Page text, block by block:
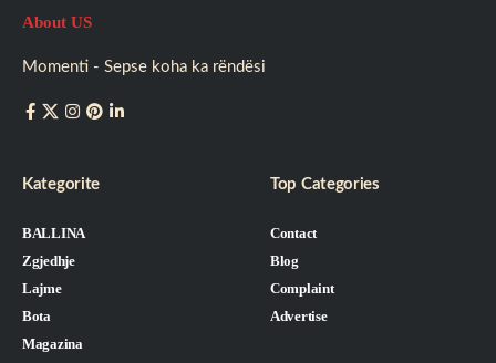
About US
Momenti - Sepse koha ka rëndësi
Kategorite
BALLINA
Zgjedhje
Lajme
Bota
Magazina
Top Categories
Contact
Blog
Complaint
Advertise